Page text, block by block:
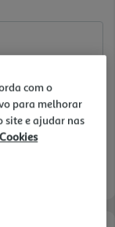
com o
para melhorar
site e ajudar nas